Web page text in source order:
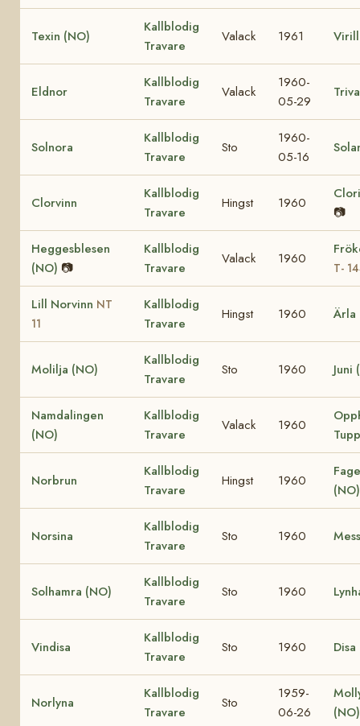
Texin (NO)
Kallblodig
Travare
Valack 1961
Eldnor
Kallblodig
Travare
Valack
1960-
05-29
Triva
Solnora
Kallblodig
Travare
Sto
1960-
05-16
Clorvinn
Kallblodig
Travare
Hingst 1960
📷
Heggesblesen
(NO) 📷
Kallblodig
Travare
Valack 1960
T-
Lill Norvinn NT
11
Kallblodig
Travare
Hingst 1960 Ärla
Molilja (NO)
Kallblodig
Travare
Sto 1960 Juni
Namdalingen
(NO)
Kallblodig
Travare
Valack 1960
Norbrun
Kallblodig
Travare
Hingst 1960
(NO)
Norsina
Kallblodig
Travare
Sto 1960
Solhamra (NO)
Kallblodig
Travare
Sto 1960
Vindisa
Kallblodig
Travare
Sto 1960 Disa
Norlyna
Kallblodig
Travare
Sto
1959-
06-26